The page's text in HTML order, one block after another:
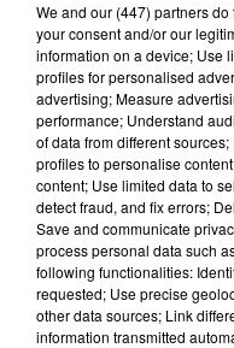
Lecture (4 min
100%
We and our (447) partnersdo
your consent and/or our
information on a device; Use
profiles for personalised
advertising; Measure
performance; Understand
of data from different
profiles to personalise
content; Use limited data to
detect fraud, and fix errors;
Save and communicate
process personal data such
following functionalities:
requested; Use precise
other data sources; Link
information transmitted